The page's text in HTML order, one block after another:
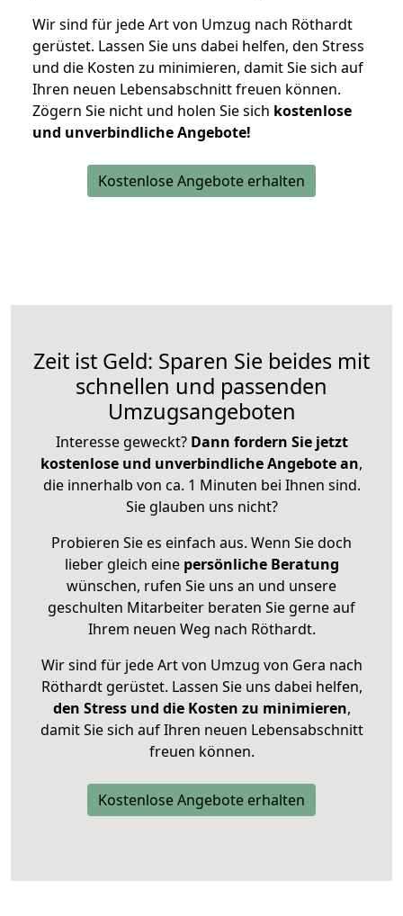
Wir sind für jede Art von Umzug nach Röthardt
gerüstet. Lassen Sie uns dabei helfen, den Stress
und die Kosten zu minimieren, damit Sie sich auf
Ihren neuen Lebensabschnitt freuen können.
Zögern Sie nicht und holen Sie sich kostenlose
und unverbindliche Angebote!
Kostenlose Angebote erhalten
Zeit ist Geld: Sparen Sie beides mit
schnellen und passenden
Umzugsangeboten
Interesse geweckt? Dann fordern Sie jetzt
kostenlose und unverbindliche Angebote an,
die innerhalb von ca. 1 Minuten bei Ihnen sind.
Sie glauben uns nicht?
Probieren Sie es einfach aus. Wenn Sie doch
lieber gleich eine persönliche Beratung
wünschen, rufen Sie uns an und unsere
geschulten Mitarbeiter beraten Sie gerne auf
Ihrem neuen Weg nach Röthardt.
Wir sind für jede Art von Umzug von Gera nach
Röthardt gerüstet. Lassen Sie uns dabei helfen,
den Stress und die Kosten zu minimieren,
damit Sie sich auf Ihren neuen Lebensabschnitt
freuen können.
Kostenlose Angebote erhalten